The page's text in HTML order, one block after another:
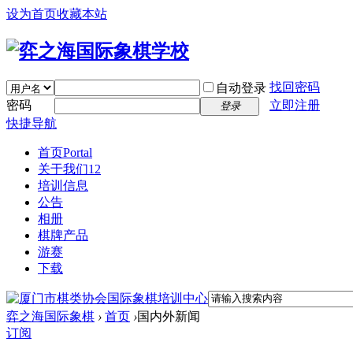
设为首页收藏本站
自动登录 找回密码
密码
登录
立即注册
快捷导航
首页Portal
关于我们12
培训信息
公告
相册
棋牌产品
游赛
下载
弈之海国际象棋 › 首页 ›国内外新闻
订阅